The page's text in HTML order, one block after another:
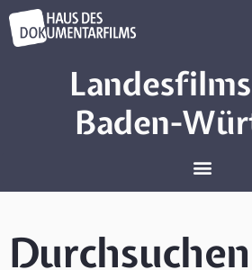
Baden-